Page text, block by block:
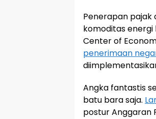
Penerapan
komoditas energi
Center of
penerimaan
Angka fantastis
batu bara saja.
postur Anggaran